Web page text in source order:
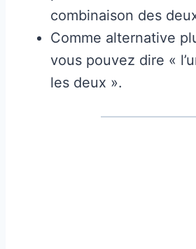
combinaison des
Comme alternative
vous pouvez dire «
les deux ».